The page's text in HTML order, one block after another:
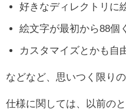
好きなディレクトリに
絵文字が最初から88個
カスタマイズとかも自
などなど、思いつく限り
仕様に関しては、以前の